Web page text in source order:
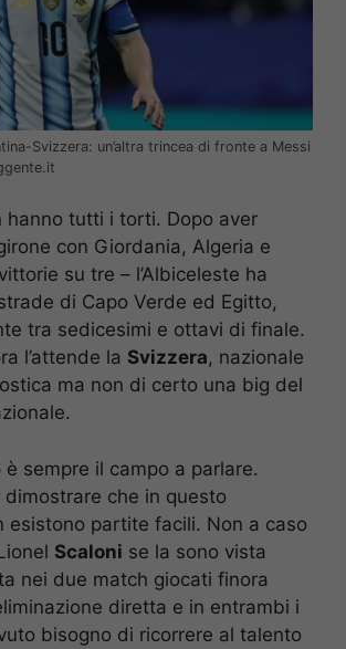
Svizzera: un’altra trincea di fronte a Messi
hanno tutti i torti. Dopo aver
con Giordania, Algeria e
su tre – l’Albiceleste ha
di Capo Verde ed Egitto,
tra sedicesimi e ottavi di finale.
l’attende la Svizzera, nazionale
ma non di certo una big del
sempre il campo a parlare.
dimostrare che in questo
esistono partite facili. Non a caso
Scaloni se la sono vista
nei due match giocati finora
diretta e in entrambi i
bisogno di ricorrere al talento